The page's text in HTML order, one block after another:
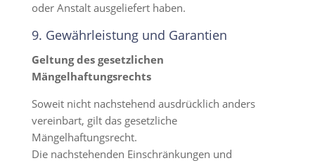
oder Anstalt ausgeliefert haben.
9. Gewährleistung und Garantien​​​​​​​
Geltung des gesetzlichen
Mängelhaftungsrechts
Soweit nicht nachstehend ausdrücklich anders
vereinbart, gilt das gesetzliche
Mängelhaftungsrecht.
Die nachstehenden Einschränkungen und